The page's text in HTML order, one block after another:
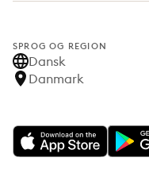
SPROG OG REGION
Dansk
Danmark